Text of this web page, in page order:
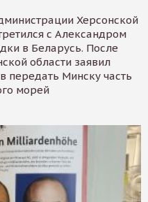
Херсонской
с Александром
в Беларусь. После
области заявил
передать Минску часть
морей